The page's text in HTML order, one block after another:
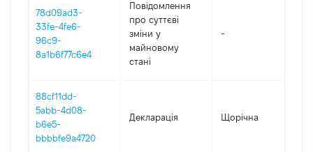
78d09ad3-
33fe-4fe6-
96c9-
8a1b6f77c6e4
Повідомлення
про суттєві
зміни y
майновому
стані
-
88cf11dd-
5abb-4d08-
b6e5-
bbbbfe9a4720
Декларація Щорічна